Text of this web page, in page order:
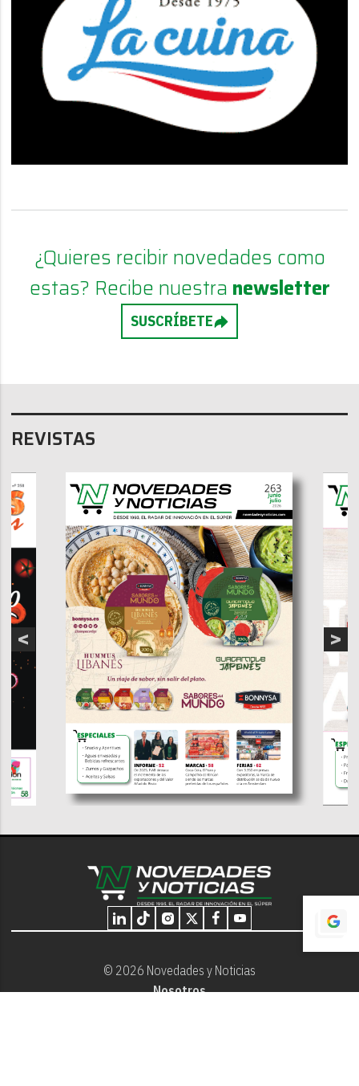
¿Quieres recibir novedades como
estas? Recibe nuestra newsletter
SUSCRÍBETE
REVISTAS
© 2026 Novedades y Noticias
Nosotros